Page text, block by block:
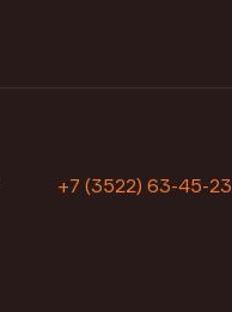
+7 (3522) 63-45-23